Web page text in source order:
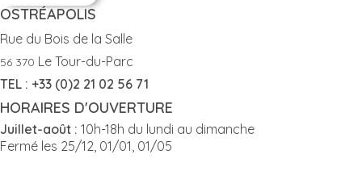
OSTRÉAPOLIS
Rue du Bois de la Salle
56 370 Le Tour-du-Parc
TEL : +33 (0)2 21 02 56 71
HORAIRES D'OUVERTURE
Juillet-août : 10h-18h du lundi au dimanche
Fermé les 25/12, 01/01, 01/05